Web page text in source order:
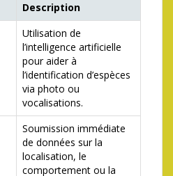
Description
Utilisation de
l’intelligence artificielle
pour aider à
l’identification d’espèces
via photo ou
vocalisations.
Soumission immédiate
de données sur la
localisation, le
comportement ou la